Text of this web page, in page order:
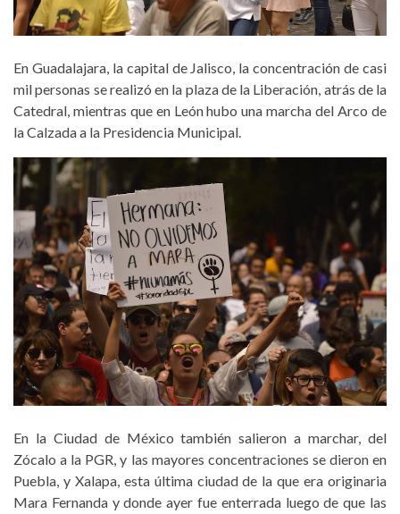
En Guadalajara, la capital de Jalisco, la concentración de casi
mil personas se realizó en la plaza de la Liberación, atrás de la
Catedral, mientras que en León hubo una marcha del Arco de
la Calzada a la Presidencia Municipal.
En la Ciudad de México también salieron a marchar, del
Zócalo a la PGR, y las mayores concentraciones se dieron en
Puebla, y Xalapa, esta última ciudad de la que era originaria
Mara Fernanda y donde ayer fue enterrada luego de que las